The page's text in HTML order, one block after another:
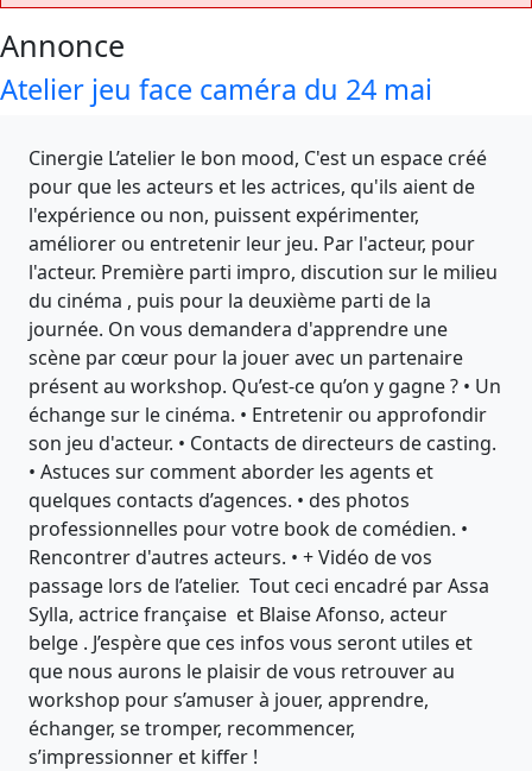
Annonce
Atelier jeu face caméra du 24 mai
Cinergie L’atelier le bon mood, C'est un espace créé
pour que les acteurs et les actrices, qu'ils aient de
l'expérience ou non, puissent expérimenter,
améliorer ou entretenir leur jeu. Par l'acteur, pour
l'acteur. Première parti impro, discution sur le milieu
du cinéma , puis pour la deuxième parti de la
journée. On vous demandera d'apprendre une
scène par cœur pour la jouer avec un partenaire
présent au workshop. Qu’est-ce qu’on y gagne ? • Un
échange sur le cinéma. • Entretenir ou approfondir
son jeu d'acteur. • Contacts de directeurs de casting.
• Astuces sur comment aborder les agents et
quelques contacts d’agences. • des photos
professionnelles pour votre book de comédien. •
Rencontrer d'autres acteurs. • + Vidéo de vos
passage lors de l’atelier. Tout ceci encadré par Assa
Sylla, actrice française et Blaise Afonso, acteur
belge . J’espère que ces infos vous seront utiles et
que nous aurons le plaisir de vous retrouver au
workshop pour s’amuser à jouer, apprendre,
échanger, se tromper, recommencer,
s’impressionner et kiffer !